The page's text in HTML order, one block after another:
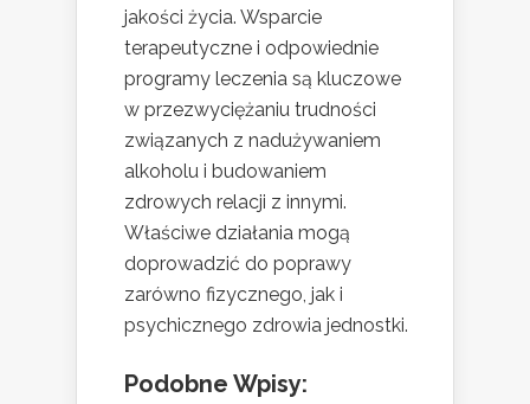
jakości życia. Wsparcie
terapeutyczne i odpowiednie
programy leczenia są kluczowe
w przezwyciężaniu trudności
związanych z nadużywaniem
alkoholu i budowaniem
zdrowych relacji z innymi.
Właściwe działania mogą
doprowadzić do poprawy
zarówno fizycznego, jak i
psychicznego zdrowia jednostki.
Podobne Wpisy: